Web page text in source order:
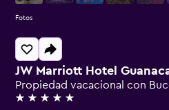
JW Marriott Hotel
Propiedad vacacional con
5 estrellas
Fotos